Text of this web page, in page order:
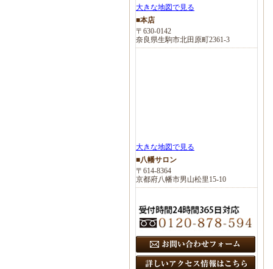
大きな地図で見る
■本店
〒630-0142
奈良県生駒市北田原町2361-3
大きな地図で見る
■八幡サロン
〒614-8364
京都府八幡市男山松里15-10